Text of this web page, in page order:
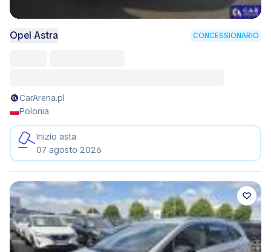
Opel Astra CONCESSIONARIO
CarArena.pl
Polonia
Inizio asta
07 agosto 2026